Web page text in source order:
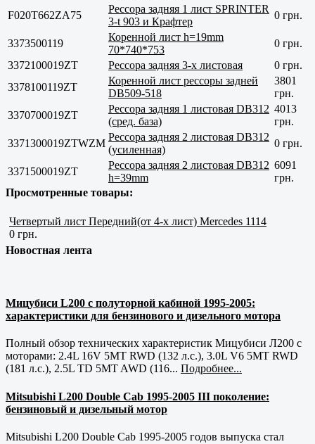
F020T662ZA75
Рессора задняя 1 лист SPRINTER
3-t 903 и Крафтер
0 грн.
3373500119
Коренной лист h=19mm
70*740*753
0 грн.
3372100019ZT
Рессора задняя 3-х листовая
0 грн.
3378100119ZT
Коренной лист рессоры задней
DB509-518
3801
грн.
3370700019ZT
Рессора задняя 1 листовая DB312
(сред. база)
4013
грн.
3371300019ZTWZM
Рессора задняя 2 листовая DB312
(усиленная)
0 грн.
3371500019ZT
Рессора задняя 2 листовая DB312
h=39mm
6091
грн.
Просмотренные товары:
Четвертый лист Передний(от 4-х лист) Mercedes 1114
0 грн.
Новостная лента
Мицубиси L200 с полуторной кабиной 1995-2005:
характеристики для бензинового и дизельного мотора
Полный обзор технических характеристик Мицубиси Л200 с
моторами: 2.4L 16V 5MT RWD (132 л.с.), 3.0L V6 5MT RWD
(181 л.с.), 2.5L TD 5MT AWD (116... Подробнее...
Mitsubishi L200 Double Cab 1995-2005 III поколение:
бензиновый и дизельный мотор
Mitsubishi L200 Double Cab 1995-2005 годов выпуска стал